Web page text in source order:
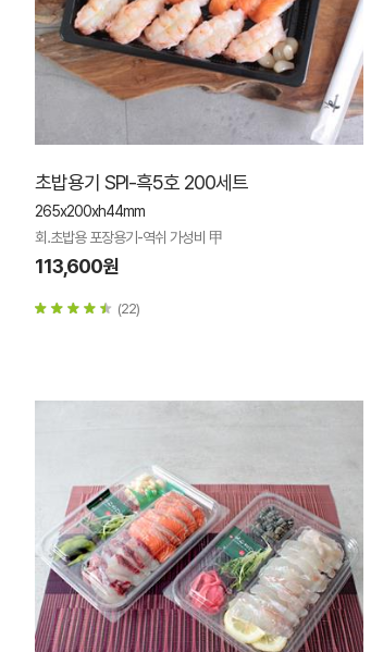
초밥용기 SPI-흑5호 200세트
265x200xh44mm
회.초밥용 포장용기-역쉬 가성비 甲
113,600원
(22)